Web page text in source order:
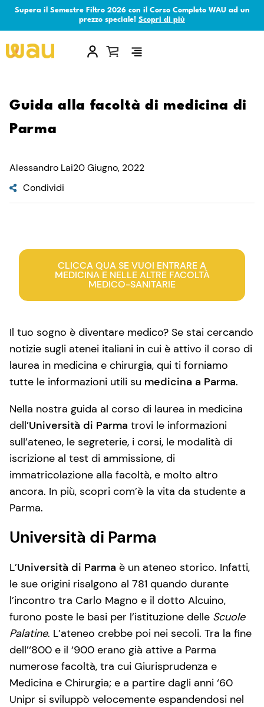
Supera il Semestre Filtro 2026 con il Corso Completo WAU ad un
prezzo speciale! Scopri di più
×
Guida alla facoltà di medicina di
Parma
Alessandro Lai20 Giugno, 2022
Condividi
CLICCA QUA SE VUOI ENTRARE A
MEDICINA E NELLE ALTRE FACOLTÀ
MEDICO-SANITARIE
Il tuo sogno è diventare medico? Se stai cercando
notizie sugli atenei italiani in cui è attivo il corso di
laurea in medicina e chirurgia, qui ti forniamo
tutte le informazioni utili su medicina a Parma.
Nella nostra guida al corso di laurea in medicina
dell’Università di Parma trovi le informazioni
sull’ateneo, le segreterie, i corsi, le modalità di
iscrizione al test di ammissione, di
immatricolazione alla facoltà, e molto altro
ancora. In più, scopri com’è la vita da studente a
Parma.
Università di Parma
L’Università di Parma è un ateneo storico. Infatti,
le sue origini risalgono al 781 quando durante
l’incontro tra Carlo Magno e il dotto Alcuino,
furono poste le basi per l’istituzione delle Scuole
Palatine. L’ateneo crebbe poi nei secoli. Tra la fine
dell’‘800 e il ‘900 erano già attive a Parma
numerose facoltà, tra cui Giurisprudenza e
Medicina e Chirurgia; e a partire dagli anni ‘60
Unipr si sviluppò velocemente espandendosi nel